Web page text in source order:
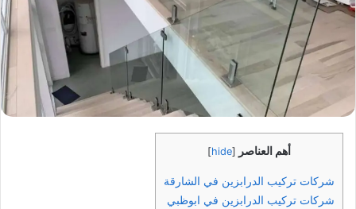
أهم العناصر [
hide
]
شركات تركيب الدرابزين في الشارقة
شركات تركيب الدرابزين في ابوظبي